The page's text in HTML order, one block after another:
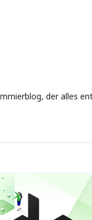
der alles